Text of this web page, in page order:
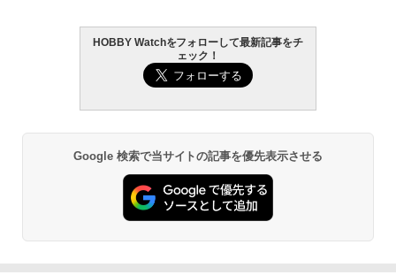
HOBBY Watchをフォローして最新記事をチ
ェック！
Google 検索で当サイトの記事を優先表示させる